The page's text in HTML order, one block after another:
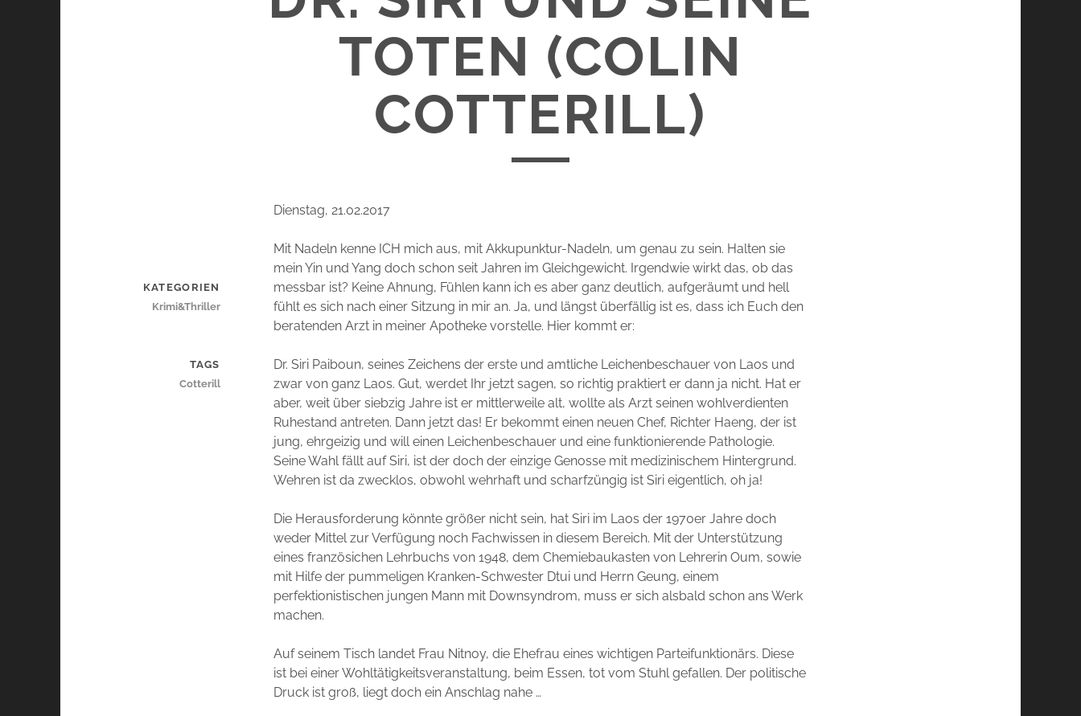
TOTEN (COLIN
COTTERILL)
Dienstag, 21.02.2017
Mit Nadeln kenne ICH mich aus, mit Akkupunktur-Nadeln, um genau zu sein. Halten sie
mein Yin und Yang doch schon seit Jahren im Gleichgewicht. Irgendwie wirkt das, ob das
messbar ist? Keine Ahnung, Fühlen kann ich es aber ganz deutlich, aufgeräumt und hell
fühlt es sich nach einer Sitzung in mir an. Ja, und längst überfällig ist es, dass ich Euch den
beratenden Arzt in meiner Apotheke vorstelle. Hier kommt er:
Dr. Siri Paiboun, seines Zeichens der erste und amtliche Leichenbeschauer von Laos und
zwar von ganz Laos. Gut, werdet Ihr jetzt sagen, so richtig praktiert er dann ja nicht. Hat er
aber, weit über siebzig Jahre ist er mittlerweile alt, wollte als Arzt seinen wohlverdienten
Ruhestand antreten. Dann jetzt das! Er bekommt einen neuen Chef, Richter Haeng, der ist
jung, ehrgeizig und will einen Leichenbeschauer und eine funktionierende Pathologie.
Seine Wahl fällt auf Siri, ist der doch der einzige Genosse mit medizinischem Hintergrund.
Wehren ist da zwecklos, obwohl wehrhaft und scharfzüngig ist Siri eigentlich, oh ja!
Die Herausforderung könnte größer nicht sein, hat Siri im Laos der 1970er Jahre doch
weder Mittel zur Verfügung noch Fachwissen in diesem Bereich. Mit der Unterstützung
eines französichen Lehrbuchs von 1948, dem Chemiebaukasten von Lehrerin Oum, sowie
mit Hilfe der pummeligen Kranken-Schwester Dtui und Herrn Geung, einem
perfektionistischen jungen Mann mit Downsyndrom, muss er sich alsbald schon ans Werk
machen.
Auf seinem Tisch landet Frau Nitnoy, die Ehefrau eines wichtigen Parteifunktionärs. Diese
ist bei einer Wohltätigkeitsveranstaltung, beim Essen, tot vom Stuhl gefallen. Der politische
Druck ist groß, liegt doch ein Anschlag nahe …
KATEGORIEN
Krimi&Thriller
TAGS
Cotterill